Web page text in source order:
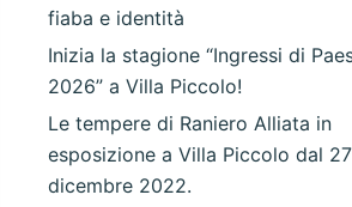
fiaba e identità
Inizia la stagione “Ingressi di
2026” a Villa Piccolo!
Le tempere di Raniero Alliata in
esposizione a Villa Piccolo dal 27
dicembre 2022.